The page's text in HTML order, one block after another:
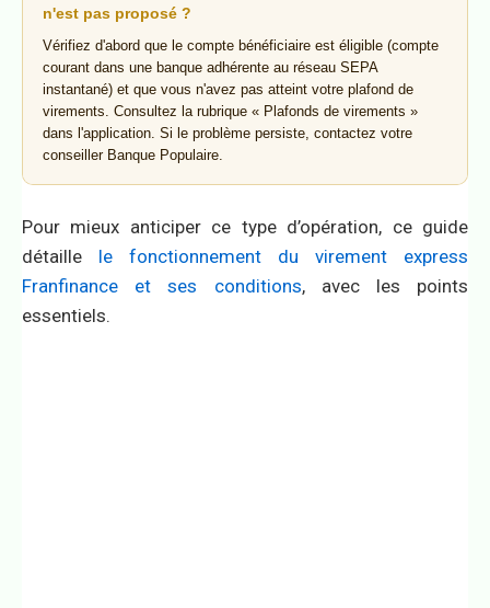
n'est pas proposé ?
Vérifiez d'abord que le compte bénéficiaire est éligible (compte
courant dans une banque adhérente au réseau SEPA
instantané) et que vous n'avez pas atteint votre plafond de
virements. Consultez la rubrique « Plafonds de virements »
dans l'application. Si le problème persiste, contactez votre
conseiller Banque Populaire.
Pour mieux anticiper ce type d’opération, ce guide
détaille le fonctionnement du virement express
Franfinance et ses conditions, avec les points
essentiels.